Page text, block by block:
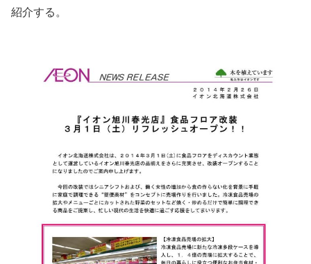
紹介する。